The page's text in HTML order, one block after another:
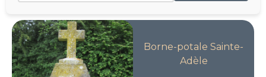
Borne-potale Sainte-
Adèle